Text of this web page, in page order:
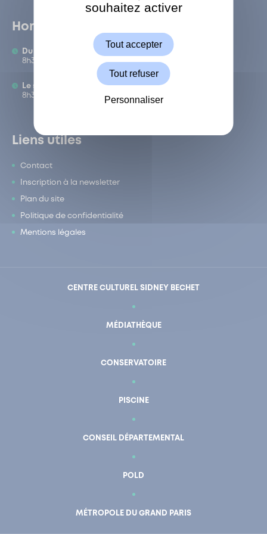
Horaires
Du lundi au vendredi :
8h30-12h/13h-17h
Le samedi :
8h30-12h
Liens utiles
Contact
Inscription à la newsletter
Plan du site
Politique de confidentialité
Mentions légales
CENTRE CULTUREL SIDNEY BECHET
MÉDIATHÈQUE
CONSERVATOIRE
PISCINE
CONSEIL DÉPARTEMENTAL
POLD
MÉTROPOLE DU GRAND PARIS
En un clic Mon compte
ShareThis est désactivé.
souhaitez activer
Tout accepter
Tout refuser
Personnaliser